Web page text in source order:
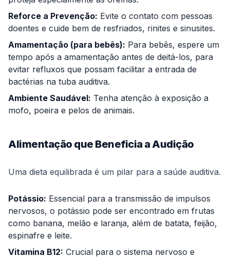
Reforce a Prevenção: Evite o contato com pessoas
doentes e cuide bem de resfriados, rinites e sinusites.
Amamentação (para bebês): Para bebês, espere um
tempo após a amamentação antes de deitá-los, para
evitar refluxos que possam facilitar a entrada de
bactérias na tuba auditiva.
Ambiente Saudável: Tenha atenção à exposição a
mofo, poeira e pelos de animais.
Alimentação que Beneficia a Audição
Uma dieta equilibrada é um pilar para a saúde auditiva.
Potássio: Essencial para a transmissão de impulsos
nervosos, o potássio pode ser encontrado em frutas
como banana, melão e laranja, além de batata, feijão,
espinafre e leite.
Vitamina B12: Crucial para o sistema nervoso e